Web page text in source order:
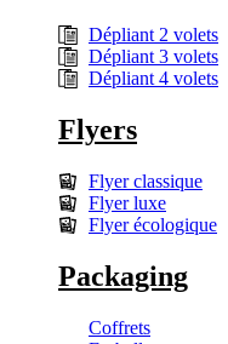
Dépliant 2 volets
Dépliant 3 volets
Dépliant 4 volets
Flyers
Flyer classique
Flyer luxe
Flyer écologique
Packaging
Coffrets